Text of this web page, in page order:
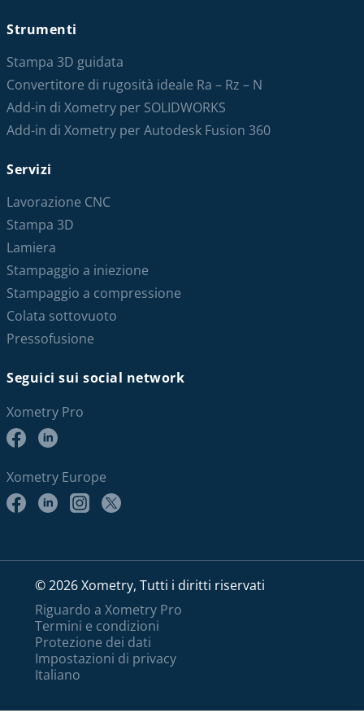
Strumenti
Stampa 3D guidata
Convertitore di rugosità ideale Ra – Rz – N
Add-in di Xometry per SOLIDWORKS
Add-in di Xometry per Autodesk Fusion 360
Servizi
Lavorazione CNC
Stampa 3D
Lamiera
Stampaggio a iniezione
Stampaggio a compressione
Colata sottovuoto
Pressofusione
Seguici sui social network
Xometry Pro
Xometry Europe
© 2026 Xometry, Tutti i diritti riservati
Riguardo a Xometry Pro
Termini e condizioni
Protezione dei dati
Impostazioni di privacy
Italiano